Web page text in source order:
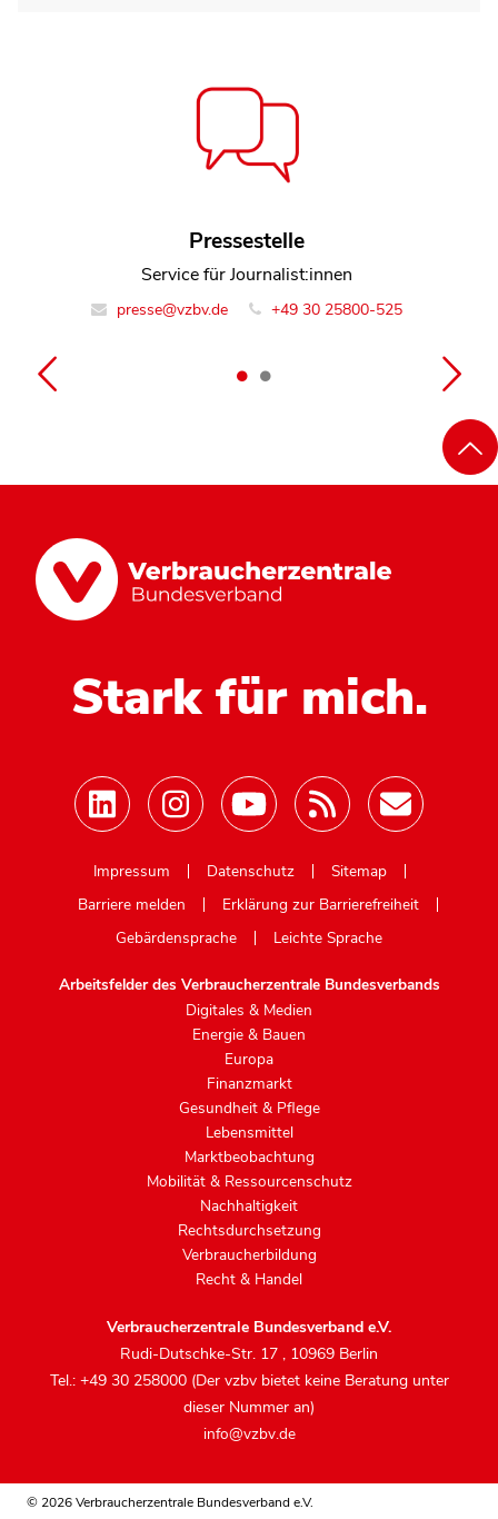
Pressestelle
Service für Journalist:innen
presse@vzbv.de +49 30 25800-525
Sebastian Reiling
Referent Team Sammelklagen
info@vzbv.de +49 30 25800-0
Stark für mich.
Impressum
Datenschutz
Sitemap
Barriere melden
Erklärung zur Barrierefreiheit
Gebärdensprache
Leichte Sprache
Arbeitsfelder des Verbraucherzentrale Bundesverbands
Digitales & Medien
Energie & Bauen
Europa
Finanzmarkt
Gesundheit & Pflege
Lebensmittel
Marktbeobachtung
Mobilität & Ressourcenschutz
Nachhaltigkeit
Rechtsdurchsetzung
Verbraucherbildung
Recht & Handel
Verbraucherzentrale Bundesverband e.V.
Rudi-Dutschke-Str. 17 , 10969 Berlin
Tel.: +49 30 258000 (Der vzbv bietet keine Beratung unter
dieser Nummer an)
info@vzbv.de
© 2026 Verbraucherzentrale Bundesverband e.V.